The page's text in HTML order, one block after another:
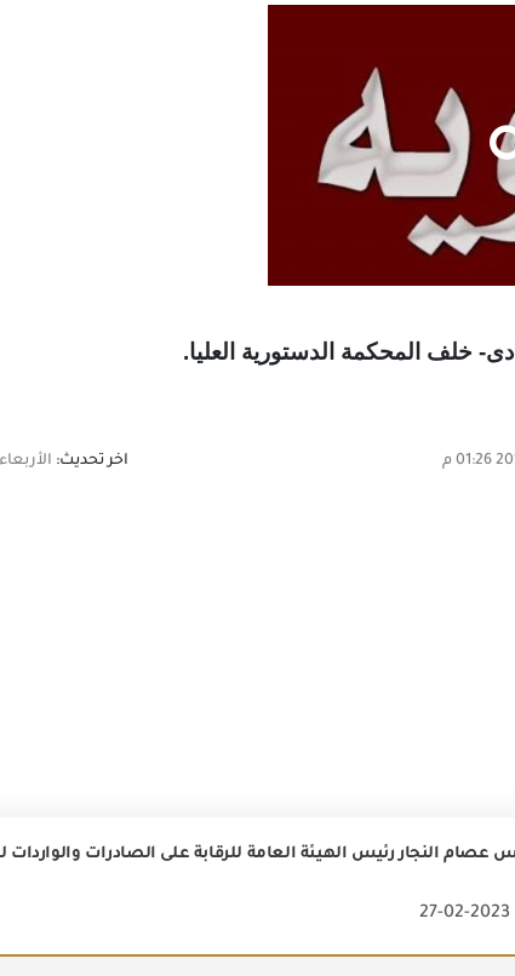
اخر تحديث: الأربعاء,16 أكتوبر 2019